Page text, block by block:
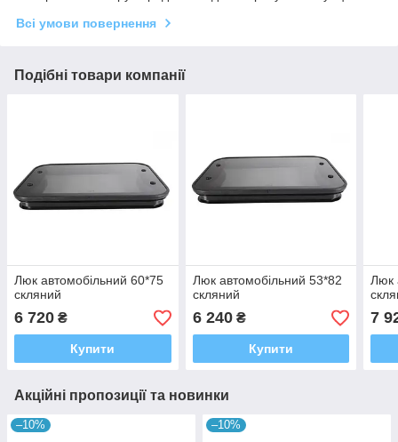
Всі умови повернення
Подібні товари компанії
Люк автомобільний 60*75
скляний
6 720 ₴
Купити
Люк автомобільний 53*82
скляний
6 240₴
Купити
Люк
7
Акційні пропозиції та новинки
–10% –10%